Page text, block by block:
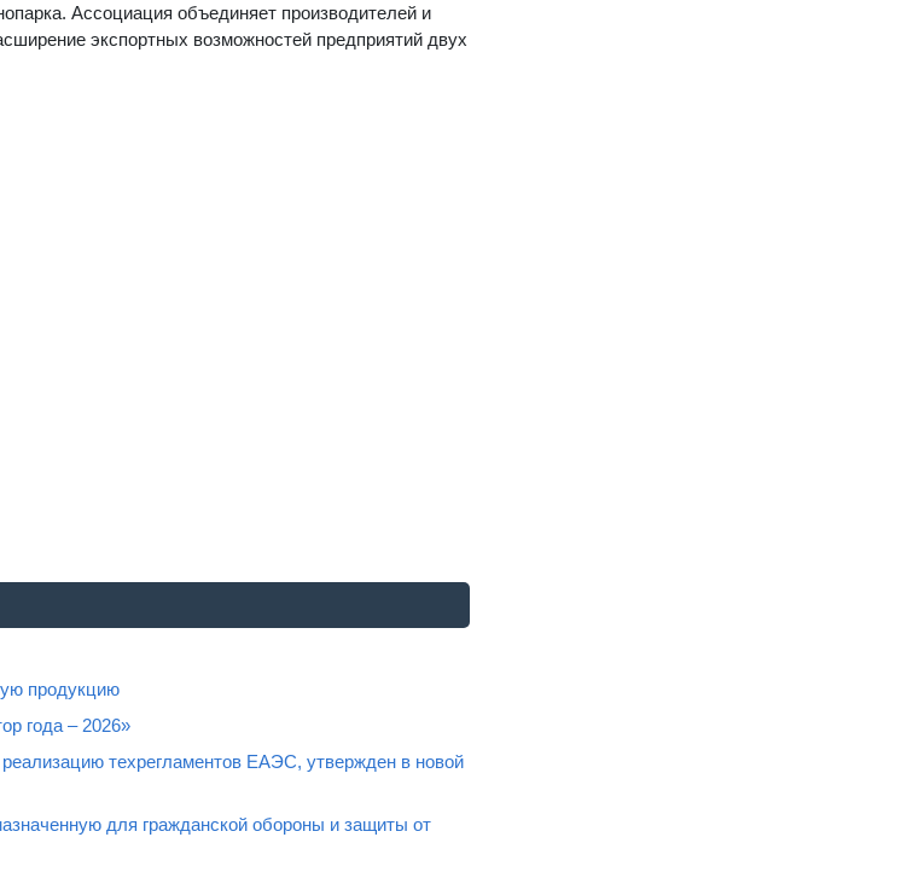
Ассоциация объединяет производителей и
экспортных возможностей предприятий двух
продукцию
года – 2026»
техрегламентов ЕАЭС, утвержден в новой
для гражданской обороны и защиты от